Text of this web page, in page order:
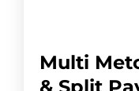
Multi